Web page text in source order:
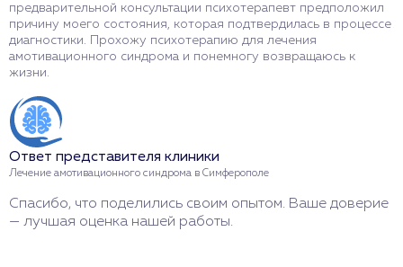
предварительной консультации психотерапевт предположил
причину моего состояния, которая подтвердилась в процессе
диагностики. Прохожу психотерапию для лечения
амотивационного синдрома и понемногу возвращаюсь к
жизни.
Ответ представителя клиники
Лечение амотивационного синдрома в Симферополе
Спасибо, что поделились своим опытом. Ваше доверие
— лучшая оценка нашей работы.